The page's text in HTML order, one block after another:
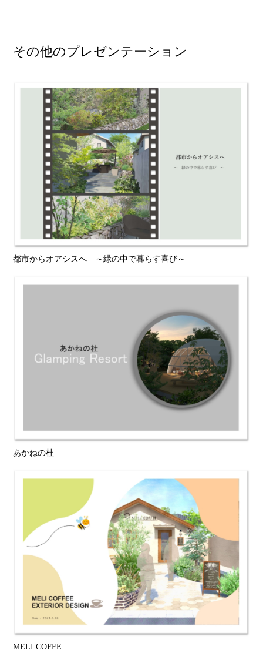
その他のプレゼンテーション
都市からオアシスへ ～緑の中で暮らす喜び～
あかねの杜
MELI COFFE